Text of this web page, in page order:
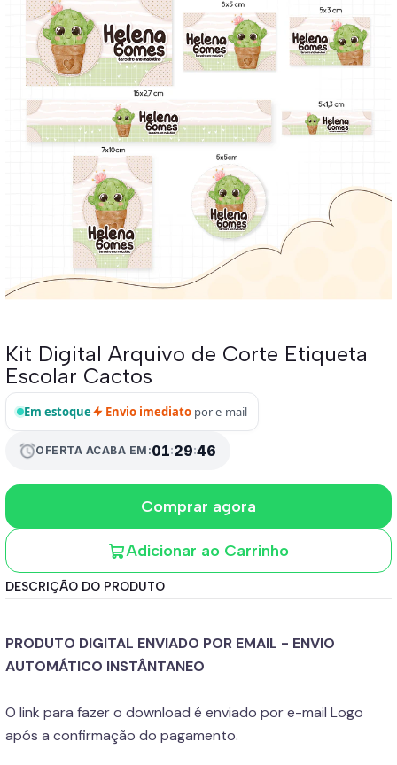
Kit Digital Arquivo de Corte Etiqueta
Escolar Cactos
Em estoque Envio imediato por e-mail
alarmOFERTA ACABA EM:01:29:46
Adicionar ao Carrinho
Comprar agora
DESCRIÇÃO DO PRODUTO
PRODUTO DIGITAL ENVIADO POR EMAIL - ENVIO
AUTOMÁTICO INSTÂNTANEO
O link para fazer o download é enviado por e-mail Logo
após a confirmação do pagamento.